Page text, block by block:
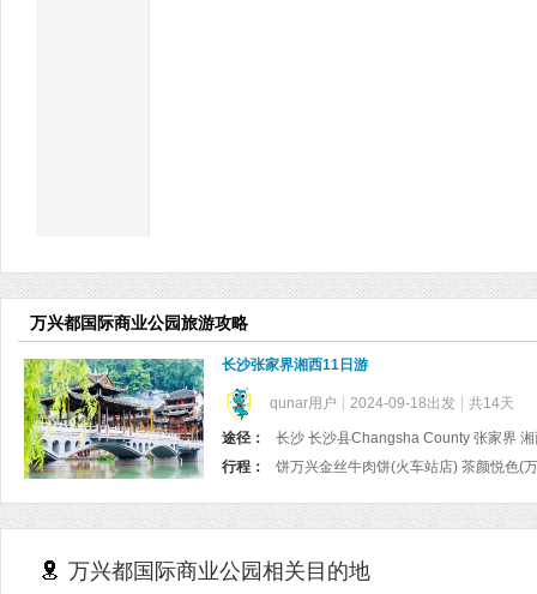
万兴都国际商业公园旅游攻略
长沙张家界湘西11日游
qunar用户 2024-09-18出发 共14天
途径：
长沙 长沙县Changsha County 张家界
行程：
饼万兴金丝牛肉
万兴都国际商业公园相关目的地